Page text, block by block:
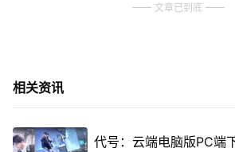
文章已到底
相关资讯
代号：云端电脑版PC端